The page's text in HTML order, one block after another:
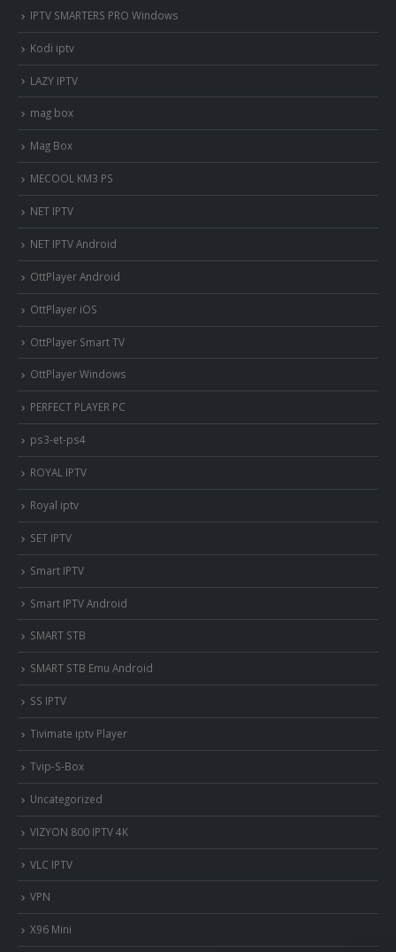
IPTV SMARTERS PRO Windows
Kodi iptv
LAZY IPTV
mag box
Mag Box
MECOOL KM3 PS
NET IPTV
NET IPTV Android
OttPlayer Android
OttPlayer iOS
OttPlayer Smart TV
OttPlayer Windows
PERFECT PLAYER PC
ps3-et-ps4
ROYAL IPTV
Royal iptv
SET IPTV
Smart IPTV
Smart IPTV Android
SMART STB
SMART STB Emu Android
SS IPTV
Tivimate iptv Player
Tvip-S-Box
Uncategorized
VIZYON 800 IPTV 4K
VLC IPTV
VPN
X96 Mini